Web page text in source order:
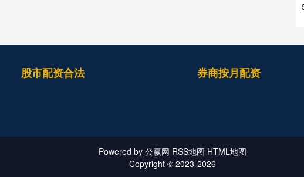
股市配资合法 券商按月配资
Powered by 公赢网 RSS地图 HTML地图
Copyright © 2023-2026